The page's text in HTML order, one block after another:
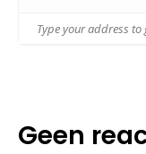
Geen